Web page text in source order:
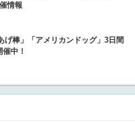
情報
げ棒」「アメリカンドッグ」3日間
中！